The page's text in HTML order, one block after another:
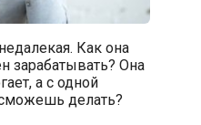
Как она
зарабатывать? Она
а с одной
делать?